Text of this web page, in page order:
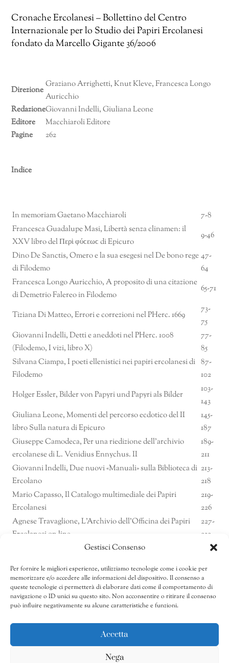
Gestisci Consenso
Per fornire le migliori esperienze, utilizziamo tecnologie come i cookie per
memorizzare e/o accedere alle informazioni del dispositivo. Il consenso a
queste tecnologie ci permetterà di elaborare dati come il comportamento di
navigazione o ID unici su questo sito. Non acconsentire o ritirare il consenso
può influire negativamente su alcune caratteristiche e funzioni.
Accetta
Nega
Cronache Ercolanesi – Bollettino del Centro
Internazionale per lo Studio dei Papiri Ercolanesi
fondato da Marcello Gigante 36/2006
Direzione
Graziano Arrighetti, Knut Kleve, Francesca Longo
Auricchio
RedazioneGiovanni Indelli, Giuliana Leone
Editore
Macchiaroli Editore
Pagine
262
Indice
In memoriam Gaetano Macchiaroli
7-8
Francesca Guadalupe Masi, Libertà senza clinamen: il
XXV libro del Περὶ φύϲεωϲ di Epicuro
9-46
Dino De Sanctis, Omero e la sua esegesi nel De bono rege
di Filodemo
47-
64
Francesca Longo Auricchio, A proposito di una citazione
di Demetrio Falereo in Filodemo
65-71
Tiziana Di Matteo, Errori e correzioni nel PHerc. 1669
73-
75
Giovanni Indelli, Detti e aneddoti nel PHerc. 1008
(Filodemo, I vizi, libro X)
77-
85
Silvana Ciampa, I poeti ellenistici nei papiri ercolanesi di
Filodemo
87-
102
Holger Essler, Bilder von Papyri und Papyri als Bilder
103-
143
Giuliana Leone, Momenti del percorso ecdotico del II
libro Sulla natura di Epicuro
145-
187
Giuseppe Camodeca, Per una riedizione dell’archivio
ercolanese di L. Venidius Ennychus. II
189-
211
Giovanni Indelli, Due nuovi «Manuali» sulla Biblioteca di
Ercolano
213-
218
Mario Capasso, Il Catalogo multimediale dei Papiri
Ercolanesi
219-
226
Agnese Travaglione, L’Archivio dell’Officina dei Papiri
Ercolanesi on line
227-
232
Martin Ferguson Smith, Diogenes of Oinoanda: News
233-
Domenico Esposito, Appunti per lo studio della pittura di
Ercolano
247-
255
Notiziario
257-